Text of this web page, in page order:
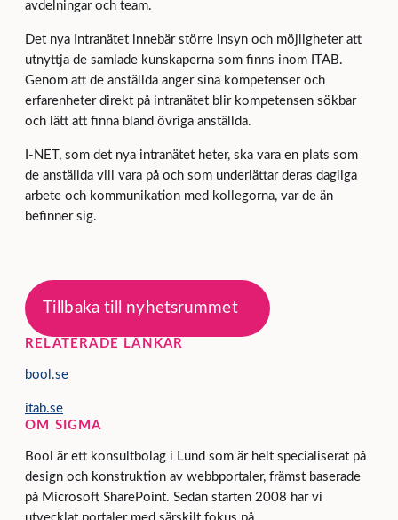
avdelningar och team.
Det nya Intranätet innebär större insyn och möjligheter att
utnyttja de samlade kunskaperna som finns inom ITAB.
Genom att de anställda anger sina kompetenser och
erfarenheter direkt på intranätet blir kompetensen sökbar
och lätt att finna bland övriga anställda.
I-NET, som det nya intranätet heter, ska vara en plats som
de anställda vill vara på och som underlättar deras dagliga
arbete och kommunikation med kollegorna, var de än
befinner sig.
Tillbaka till nyhetsrummet
RELATERADE LÄNKAR
bool.se
itab.se
OM SIGMA
Bool är ett konsultbolag i Lund som är helt specialiserat på
design och konstruktion av webbportaler, främst baserade
på Microsoft SharePoint. Sedan starten 2008 har vi